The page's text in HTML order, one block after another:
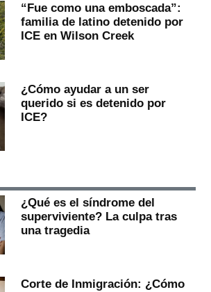
“Fue como una emboscada”:
familia de latino detenido por
ICE en Wilson Creek
¿Cómo ayudar a un ser
querido si es detenido por
ICE?
¿Qué es el síndrome del
superviviente? La culpa tras
una tragedia
Corte de Inmigración: ¿Cómo